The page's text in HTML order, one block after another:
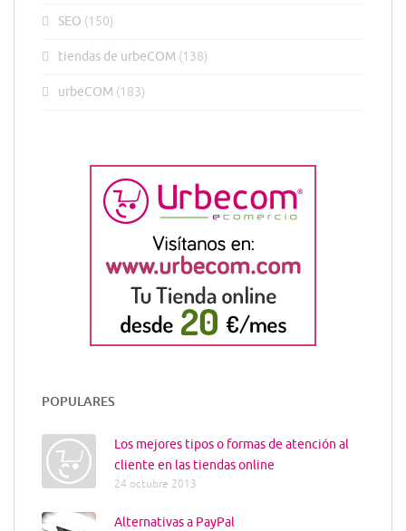
SEO (150)
tiendas de urbeCOM (138)
urbeCOM (183)
POPULARES
Los mejores tipos o formas de atención al
cliente en las tiendas online
24 octubre 2013
Alternativas a PayPal